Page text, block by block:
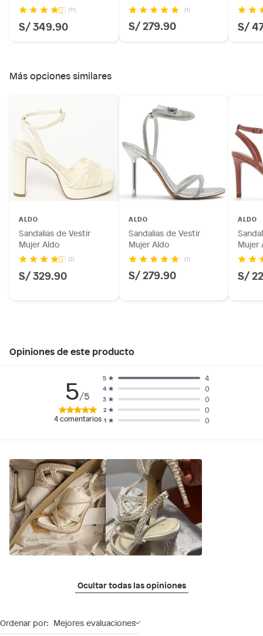
(11)
S/ 349.90
(1)
S/ 279.90 S/
Más opciones similares
ALDO
Sandalias de Vestir
Mujer Aldo
(2)
S/ 329.90
ALDO
Sandalias de Vestir
Mujer Aldo
(1)
S/ 279.90
ALDO
Mujer
S/
Opiniones de este producto
5/5
4 comentarios 1 0
2 0
3 0
4 0
5 4
Ocultar todas las opiniones
Ordenar por: Mejores evaluaciones